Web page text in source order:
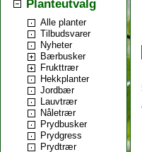
Planteutvalg
Alle planter
Tilbudsvarer
Nyheter
Bærbusker
Frukttrær
Hekkplanter
Jordbær
Lauvtrær
Nåletrær
Prydbusker
Prydgress
Prydtrær